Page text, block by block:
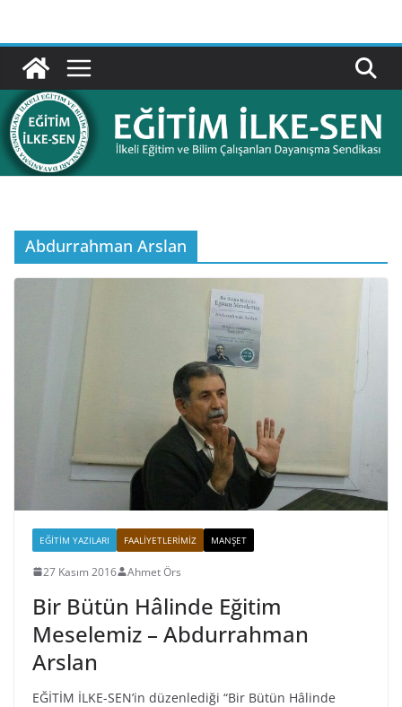
content
Abdurrahman Arslan
EĞITIM YAZILARI FAALIYETLERIMIZ MANŞET
27 Kasım 2016 Ahmet Örs
Bir Bütün Hâlinde Eğitim
Meselemiz – Abdurrahman
Arslan
EĞİTİM İLKE-SEN’in düzenlediği “Bir Bütün Hâlinde